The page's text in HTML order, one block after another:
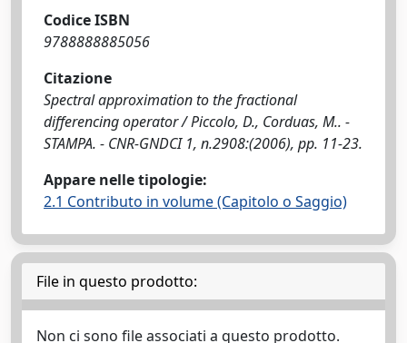
Codice ISBN
9788888885056
Citazione
Spectral approximation to the fractional
differencing operator / Piccolo, D., Corduas, M.. -
STAMPA. - CNR-GNDCI 1, n.2908:(2006), pp. 11-23.
Appare nelle tipologie:
2.1 Contributo in volume (Capitolo o Saggio)
File in questo prodotto:
Non ci sono file associati a questo prodotto.